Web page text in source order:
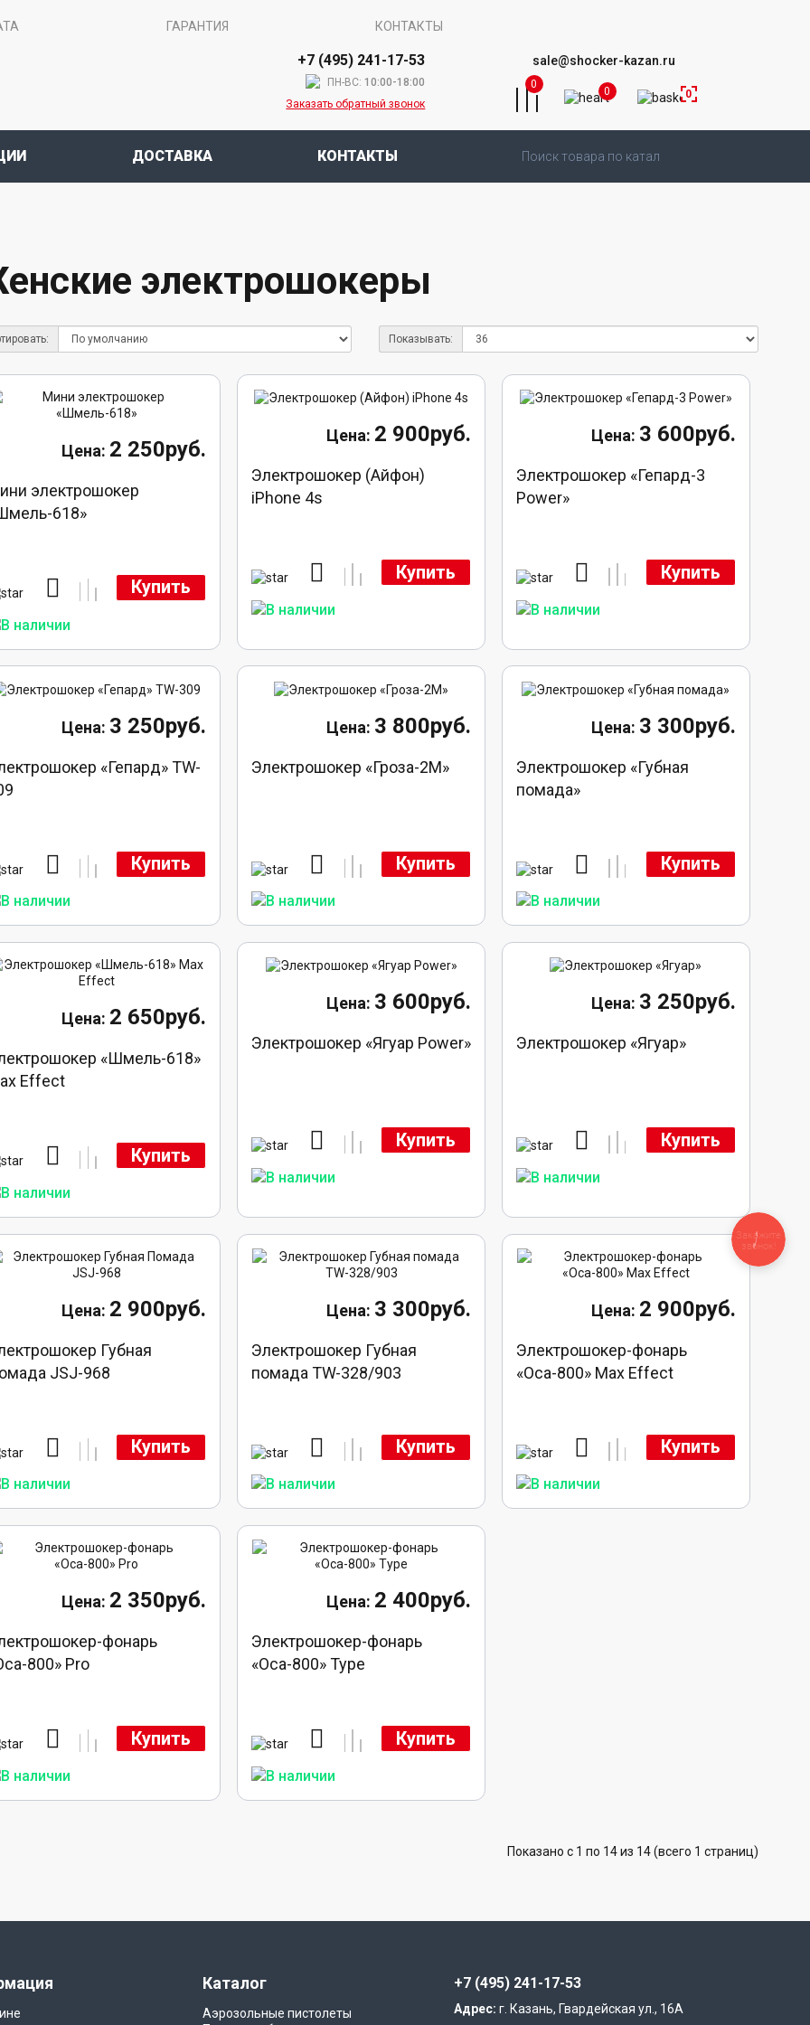
ГАРАНТИЯ КОНТАКТЫ
+7 (495) 241-17-53
ПН-ВС:10:00-18:00
Заказать обратный звонок
sale@shocker-kazan.ru
0
0 0
ДОСТАВКА КОНТАКТЫ
электрошокеры
Показывать:
2 250руб.
электрошокер
618»
Купить
2 900руб.
Электрошокер (Айфон)
iPhone 4s
Купить
3 600руб.
Электрошокер «Гепард-3
Power»
Купить
3 250руб.
«Гепард» TW-
Купить
3 800руб.
Электрошокер «Гроза-2М»
Купить
3 300руб.
Электрошокер «Губная
помада»
Купить
2 650руб.
«Шмель-618»
Effect
Купить
3 600руб.
Электрошокер «Ягуар Power»
Купить
3 250руб.
Электрошокер «Ягуар»
Купить
2 900руб.
Губная
JSJ-968
Купить
3 300руб.
Электрошокер Губная
помада TW-328/903
Купить
2 900руб.
Электрошокер-фонарь
«Оса-800» Max Effect
Купить
2 350руб.
фонарь
800» Pro
Купить
2 400руб.
Электрошокер-фонарь
«Оса-800» Type
Купить
Показано с 1 по 14 из 14 (всего 1 страниц)
Каталог
Аэрозольные пистолеты
+7 (495) 241-17-53
Адрес: г. Казань, Гвардейская ул., 16А
Закажите
звонок!